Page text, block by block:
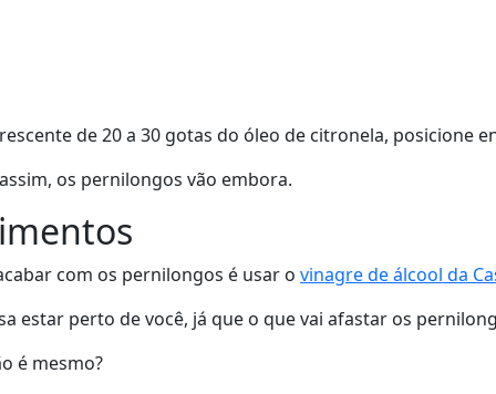
de 20 a 30 gotas do óleo de citronela, posicione
os pernilongos vão embora.
com os pernilongos é usar o vinagre de álcool da
estar perto de você, já que o que vai afastar os
é mesmo?